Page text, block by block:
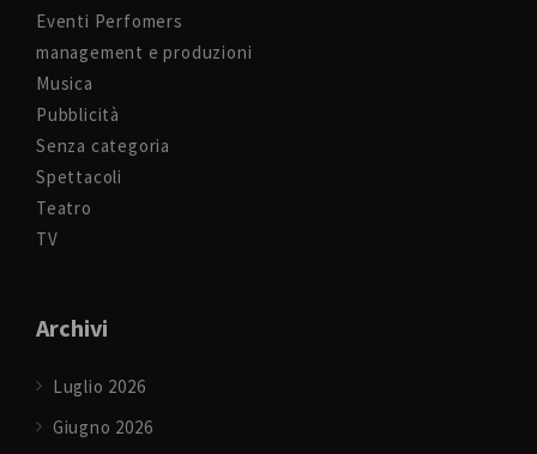
Eventi Perfomers
management e produzioni
Musica
Pubblicità
Senza categoria
Spettacoli
Teatro
TV
Archivi
Luglio 2026
Giugno 2026